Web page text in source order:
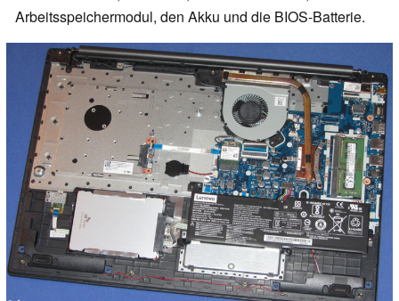
Arbeitsspeichermodul, den Akku und die BIOS-Batterie.